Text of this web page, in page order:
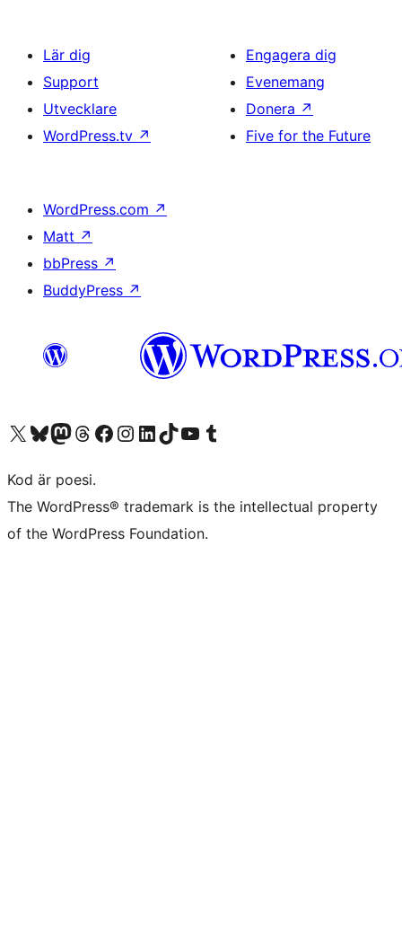
Lär dig
Support
Utvecklare
WordPress.tv ↗
Engagera dig
Evenemang
Donera ↗
Five for the Future
WordPress.com ↗
Matt ↗
bbPress ↗
BuddyPress ↗
Besök vår X-konto (f.d. Twitter)
Besök vårt Bluesky-konto
Besök vårt Mastodon-konto
Besök vårt Thread-konto
Besök vår Facebook-sidaBesök vårt Instagram-konto
Besök vårt LinkedIn-konto
Besök vårt TikTok-konto
Besök vår YouTube-kanalBesök vårt Tumblr-konto
Kod är poesi.
The WordPress® trademark is the intellectual property
of the WordPress Foundation.